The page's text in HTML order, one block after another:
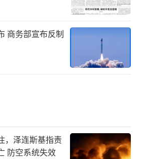
商务部宣布反制
，泽连斯基指责
防空系统失效